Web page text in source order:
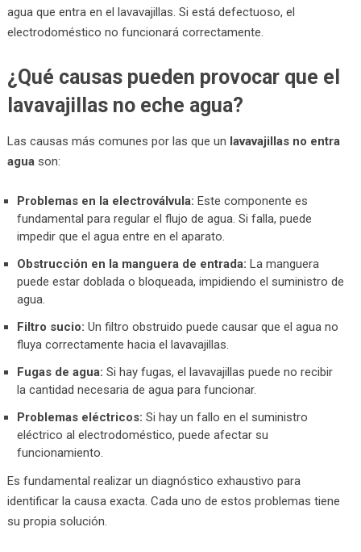
agua que entra en el lavavajillas. Si está defectuoso, el
electrodoméstico no funcionará correctamente.
¿Qué causas pueden provocar que el
lavavajillas no eche agua?
Las causas más comunes por las que un lavavajillas no entra
aguason:
Problemas en la electroválvula: Este componente es
fundamental para regular el flujo de agua. Si falla, puede
impedir que el agua entre en el aparato.
Obstrucción en la manguera de entrada: La manguera
puede estar doblada o bloqueada, impidiendo el suministro de
agua.
Filtro sucio: Un filtro obstruido puede causar que el agua no
fluya correctamente hacia el lavavajillas.
Fugas de agua: Si hay fugas, el lavavajillas puede no recibir
la cantidad necesaria de agua para funcionar.
Problemas eléctricos: Si hay un fallo en el suministro
eléctrico al electrodoméstico, puede afectar su
funcionamiento.
Es fundamental realizar un diagnóstico exhaustivo para
identificar la causa exacta. Cada uno de estos problemas tiene
su propia solución.